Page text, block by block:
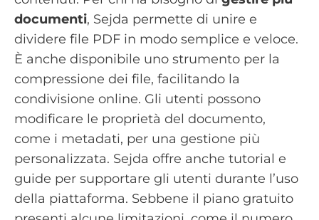
documenti, Sejda permette di unire e
dividere file PDF in modo semplice e veloce.
È anche disponibile uno strumento per la
compressione dei file, facilitando la
condivisione online. Gli utenti possono
modificare le proprietà del documento,
come i metadati, per una gestione più
personalizzata. Sejda offre anche tutorial e
guide per supportare gli utenti durante l’uso
della piattaforma. Sebbene il piano gratuito